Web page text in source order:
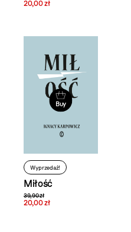
20,00 zł
Buy
Wyprzedaż!
Miłość
39,90 zł
20,00 zł